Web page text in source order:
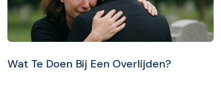
Wat Te Doen Bij Een Overlijden?